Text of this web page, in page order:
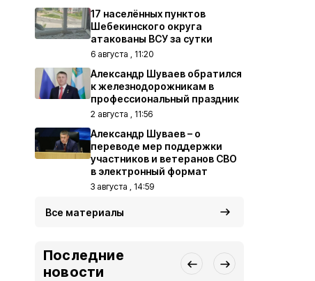
17 населённых пунктов
Шебекинского округа
атакованы ВСУ за сутки
6 августа , 11:20
Александр Шуваев обратился
к железнодорожникам в
профессиональный праздник
2 августа , 11:56
Александр Шуваев – о
переводе мер поддержки
участников и ветеранов СВО
в электронный формат
3 августа , 14:59
Все материалы
Последние
новости